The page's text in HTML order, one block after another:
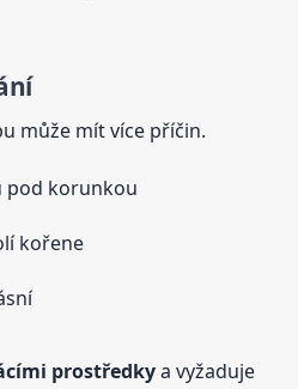
může mít více příčin.
pod korunkou
kořene
prostředkya vyžaduje